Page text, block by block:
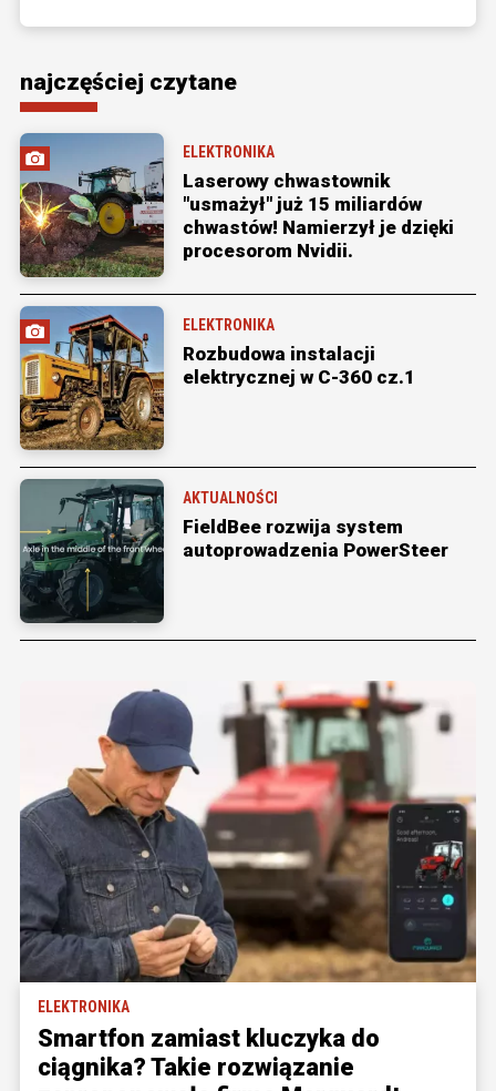
najczęściej czytane
ELEKTRONIKA
Laserowy chwastownik
"usmażył" już 15 miliardów
chwastów! Namierzył je dzięki
procesorom Nvidii.
ELEKTRONIKA
Rozbudowa instalacji
elektrycznej w C-360 cz.1
AKTUALNOŚCI
FieldBee rozwija system
autoprowadzenia PowerSteer
ELEKTRONIKA
Smartfon zamiast kluczyka do
ciągnika? Takie rozwiązanie